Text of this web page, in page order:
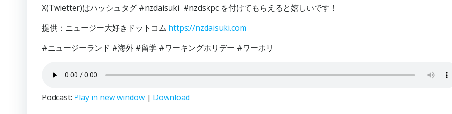
X(Twietter)はハッシュタグ #nzdaisuki #nzdskpc を付けてもらえると嬉しいです！
提供：ニュージー大好きドットコム https://nzdaisuki.com
#ニュージーランド #海外 #留学 #ワーキングホリデー #ワーホリ
Podcast: Play in new window | Download